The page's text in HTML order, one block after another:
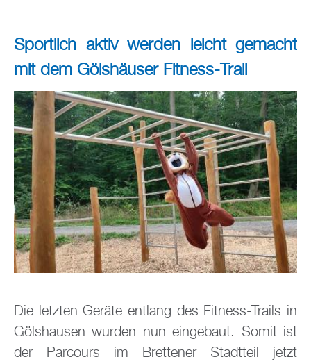
Sportlich aktiv werden leicht gemacht
mit dem Gölshäuser Fitness-Trail
Die letzten Geräte entlang des Fitness-Trails in
Gölshausen wurden nun eingebaut. Somit ist
der Parcours im Brettener Stadtteil jetzt